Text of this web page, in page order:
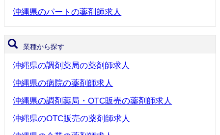
沖縄県のパートの薬剤師求人
業種から探す
沖縄県の調剤薬局の薬剤師求人
沖縄県の病院の薬剤師求人
沖縄県の調剤薬局・OTC販売の薬剤師求人
沖縄県のOTC販売の薬剤師求人